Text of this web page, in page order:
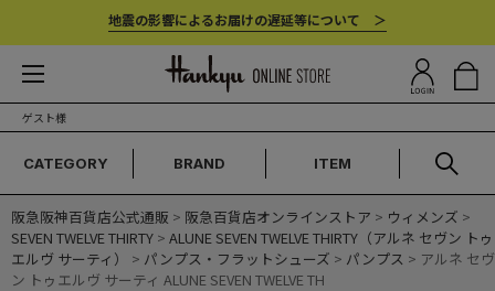
地震の影響によるお届けの遅延等について ＞
ゲスト様
CATEGORY BRAND ITEM
阪急阪神百貨店公式通販 > 阪急百貨店オンラインストア > ウィメンズ >
SEVEN TWELVE THIRTY > ALUNE SEVEN TWELVE THIRTY（アルネ セヴン トゥ
エルヴ サーティ）
> パンプス・フラットシューズ > パンプス > アルネ セヴ
ン トゥエルヴ サーティ ALUNE SEVEN TWELVE TH